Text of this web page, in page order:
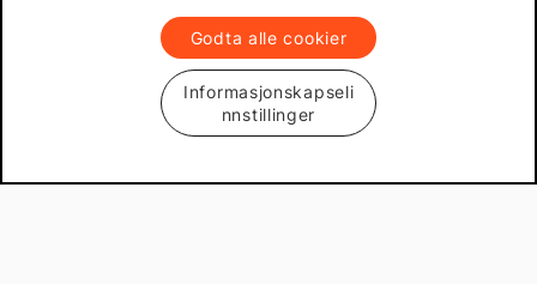
Copyright © 2013 - 2026 Mekster.no
KjøpsvilkårPersonvern
Godta alle cookier
Informasjonskapseli
nnstillinger